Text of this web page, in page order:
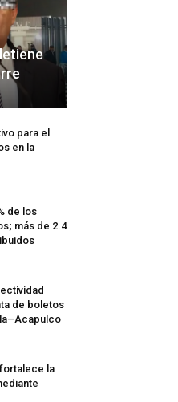
para el
en la
de los
más de 2.4
de boletos
la